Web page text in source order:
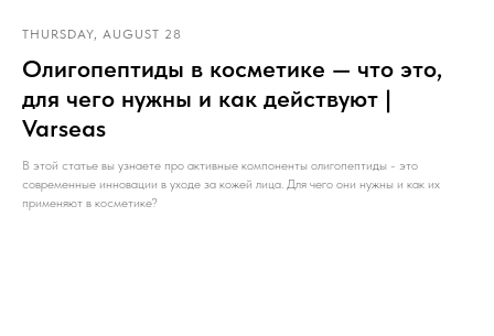
THURSDAY, AUGUST 28
Олигопептиды в косметике — что это,
для чего нужны и как действуют |
Varseas
В этой статье вы узнаете про активные компоненты олигопептиды - это
современные инновации в уходе за кожей лица. Для чего они нужны и как их
применяют в косметике?